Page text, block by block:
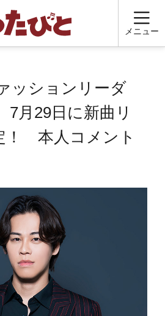
メニュー
ッションリーダ
7月29日に新曲リ
！ 本人コメント